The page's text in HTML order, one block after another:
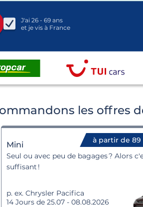
J'ai 26 - 69 ans
et je vis à France
les offres
à partir de
Mini
Seul ou avec peu de bagages ? Alors
suffisant !
p. ex. Chrysler Pacifica
14 Jours de 25.07 - 08.08.2026